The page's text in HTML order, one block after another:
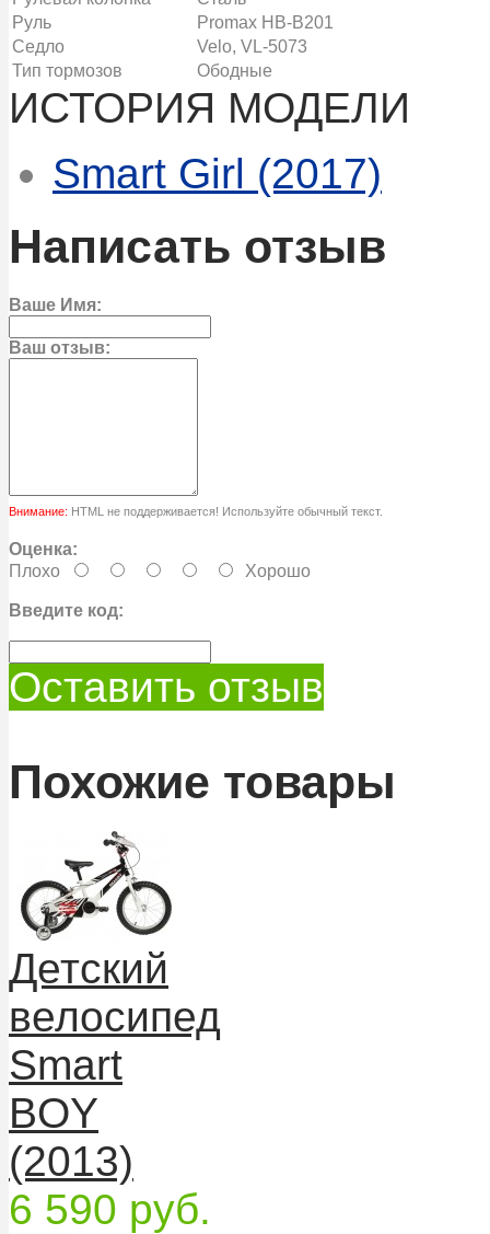
Руль
Promax HB-B201
Седло
Velo, VL-5073
Тип тормозов
Ободные
ИСТОРИЯ МОДЕЛИ
Smart Girl (2017)
Написать отзыв
Ваше Имя:
Ваш отзыв:
Внимание: HTML не поддерживается! Используйте обычный текст.
Оценка:
Плохо
Хорошо
Введите код:
Оставить отзыв
Похожие товары
Детский
велосипед
Smart
BOY
(2013)
6 590 руб.